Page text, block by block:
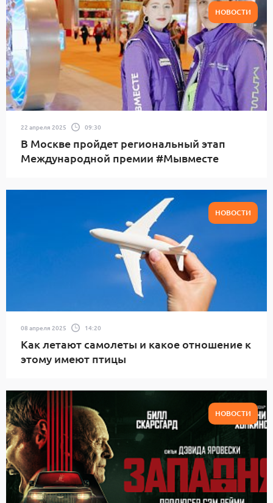
НОВОСТИ
22 апреля 2025 09:30
В Москве пройдет региональный этап
Международной премии #Мывместе
НОВОСТИ
08 апреля 2025 14:20
Как летают самолеты и какое отношение к
этому имеют птицы
НОВОСТИ